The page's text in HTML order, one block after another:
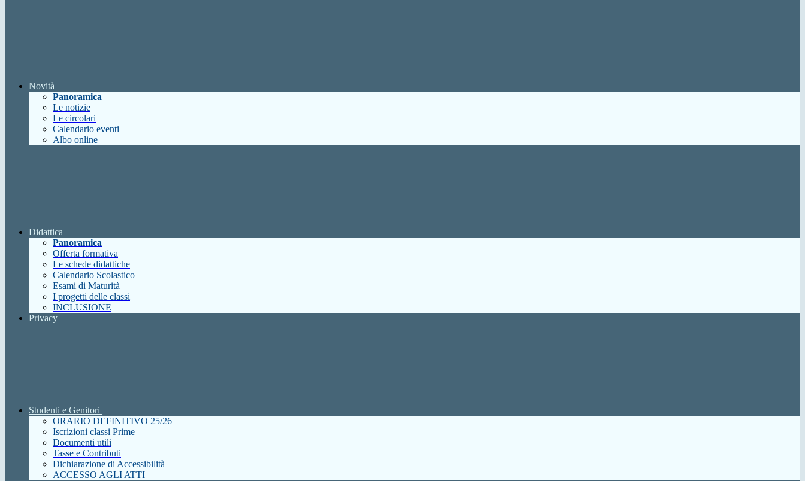
Novità
Panoramica
Le notizie
Le circolari
Calendario eventi
Albo online
Didattica
Panoramica
Offerta formativa
Le schede didattiche
Calendario Scolastico
Esami di Maturità
I progetti delle classi
INCLUSIONE
Privacy
Studenti e Genitori
ORARIO DEFINITIVO 25/26
Iscrizioni classi Prime
Documenti utili
Tasse e Contributi
Dichiarazione di Accessibilità
ACCESSO AGLI ATTI